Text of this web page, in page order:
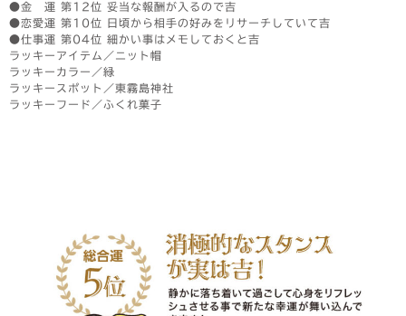
●金 運 第12位 妥当な報酬が入るので吉
●恋愛運 第10位 日頃から相手の好みをリサーチしていて吉
●仕事運 第04位 細かい事はメモしておくと吉
ラッキーアイテム／ニット帽
ラッキーカラー／緑
ラッキースポット／東霧島神社
ラッキーフード／ふくれ菓子